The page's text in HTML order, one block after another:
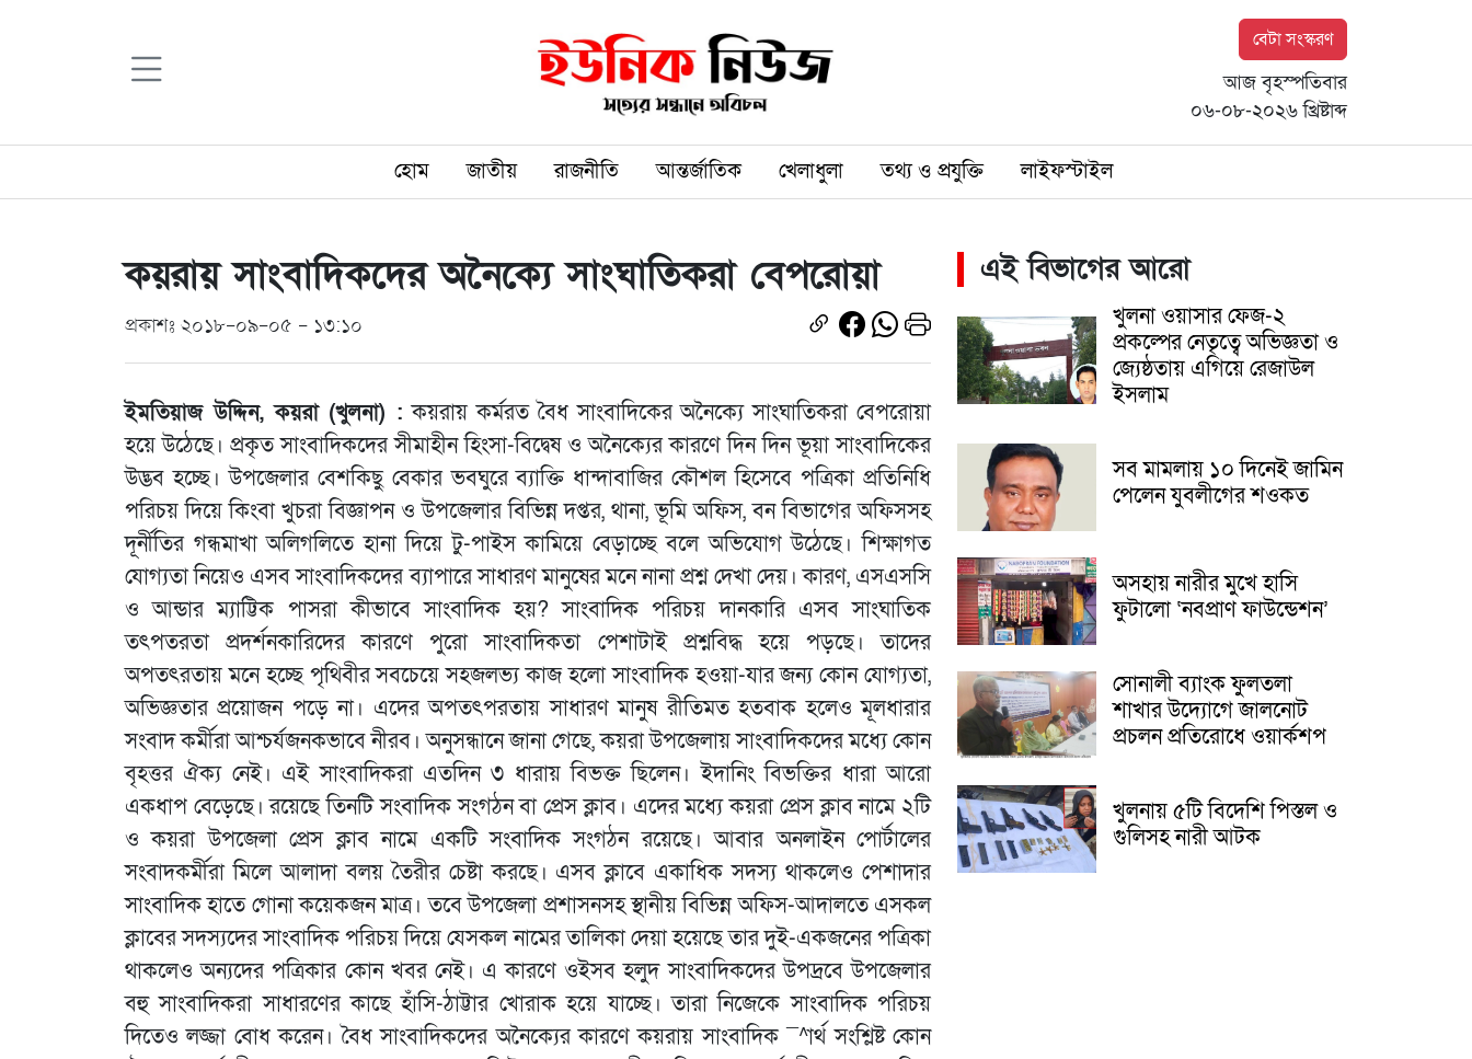
বেটা সংস্করণ
আজ বৃহস্পতিবার
০৬-০৮-২০২৬ খ্রিষ্টাব্দ
হোম জাতীয় রাজনীতি আন্তর্জাতিক খেলাধুলা তথ্য ও প্রযুক্তি লাইফস্টাইল
কয়রায় সাংবাদিকদের অনৈক্যে সাংঘাতিকরা বেপরোয়া
প্রকাশঃ ২০১৮-০৯-০৫ - ১৩:১০
ইমতিয়াজ উদ্দিন, কয়রা (খুলনা) : কয়রায় কর্মরত বৈধ সাংবাদিকের অনৈক্যে সাংঘাতিকরা বেপরোয়া
হয়ে উঠেছে। প্রকৃত সাংবাদিকদের সীমাহীন হিংসা-বিদ্বেষ ও অনৈক্যের কারণে দিন দিন ভূয়া সাংবাদিকের
উদ্ভব হচ্ছে। উপজেলার বেশকিছু বেকার ভবঘুরে ব্যাক্তি ধান্দাবাজির কৌশল হিসেবে পত্রিকা প্রতিনিধি
পরিচয় দিয়ে কিংবা খুচরা বিজ্ঞাপন ও উপজেলার বিভিন্ন দপ্তর, থানা, ভূমি অফিস, বন বিভাগের অফিসসহ
দূর্নীতির গন্ধমাখা অলিগলিতে হানা দিয়ে টু-পাইস কামিয়ে বেড়াচ্ছে বলে অভিযোগ উঠেছে। শিক্ষাগত
যোগ্যতা নিয়েও এসব সাংবাদিকদের ব্যাপারে সাধারণ মানুষের মনে নানা প্রশ্ন দেখা দেয়। কারণ, এসএসসি
ও আন্ডার ম্যাট্টিক পাসরা কীভাবে সাংবাদিক হয়? সাংবাদিক পরিচয় দানকারি এসব সাংঘাতিক
তৎপতরতা প্রদর্শনকারিদের কারণে পুরো সাংবাদিকতা পেশাটাই প্রশ্নবিদ্ধ হয়ে পড়ছে। তাদের
অপতৎরতায় মনে হচ্ছে পৃথিবীর সবচেয়ে সহজলভ্য কাজ হলো সাংবাদিক হওয়া-যার জন্য কোন যোগ্যতা,
অভিজ্ঞতার প্রয়োজন পড়ে না। এদের অপতৎপরতায় সাধারণ মানুষ রীতিমত হতবাক হলেও মূলধারার
সংবাদ কর্মীরা আশ্চর্যজনকভাবে নীরব। অনুসন্ধানে জানা গেছে, কয়রা উপজেলায় সাংবাদিকদের মধ্যে কোন
বৃহত্তর ঐক্য নেই। এই সাংবাদিকরা এতদিন ৩ ধারায় বিভক্ত ছিলেন। ইদানিং বিভক্তির ধারা আরো
একধাপ বেড়েছে। রয়েছে তিনটি সংবাদিক সংগঠন বা প্রেস ক্লাব। এদের মধ্যে কয়রা প্রেস ক্লাব নামে ২টি
ও কয়রা উপজেলা প্রেস ক্লাব নামে একটি সংবাদিক সংগঠন রয়েছে। আবার অনলাইন পোর্টালের
সংবাদকর্মীরা মিলে আলাদা বলয় তৈরীর চেষ্টা করছে। এসব ক্লাবে একাধিক সদস্য থাকলেও পেশাদার
সাংবাদিক হাতে গোনা কয়েকজন মাত্র। তবে উপজেলা প্রশাসনসহ স্থানীয় বিভিন্ন অফিস-আদালতে এসকল
ক্লাবের সদস্যদের সাংবাদিক পরিচয় দিয়ে যেসকল নামের তালিকা দেয়া হয়েছে তার দুই-একজনের পত্রিকা
থাকলেও অন্যদের পত্রিকার কোন খবর নেই। এ কারণে ওইসব হলুদ সাংবাদিকদের উপদ্রবে উপজেলার
বহু সাংবাদিকরা সাধারণের কাছে হাঁসি-ঠাট্টার খোরাক হয়ে যাচ্ছে। তারা নিজেকে সাংবাদিক পরিচয়
দিতেও লজ্জা বোধ করেন। বৈধ সাংবাদিকদের অনৈক্যের কারণে কয়রায় সাংবাদিক ¯^ার্থ সংশ্লিষ্ট কোন
এই বিভাগের আরো
খুলনা ওয়াসার ফেজ-২
প্রকল্পের নেতৃত্বে অভিজ্ঞতা ও
জ্যেষ্ঠতায় এগিয়ে রেজাউল
ইসলাম
সব মামলায় ১০ দিনেই জামিন
পেলেন যুবলীগের শওকত
অসহায় নারীর মুখে হাসি
ফুটালো ‘নবপ্রাণ ফাউন্ডেশন’
সোনালী ব্যাংক ফুলতলা
শাখার উদ্যোগে জালনোট
প্রচলন প্রতিরোধে ওয়ার্কশপ
খুলনায় ৫টি বিদেশি পিস্তল ও
গুলিসহ নারী আটক